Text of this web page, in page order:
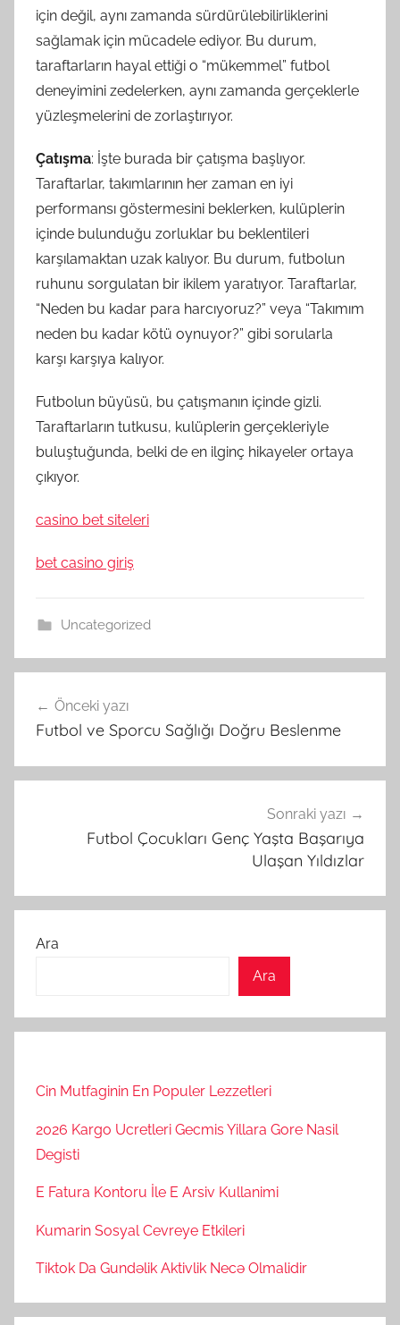
için değil, aynı zamanda sürdürülebilirliklerini
sağlamak için mücadele ediyor. Bu durum,
taraftarların hayal ettiği o “mükemmel” futbol
deneyimini zedelerken, aynı zamanda gerçeklerle
yüzleşmelerini de zorlaştırıyor.
Çatışma: İşte burada bir çatışma başlıyor.
Taraftarlar, takımlarının her zaman en iyi
performansı göstermesini beklerken, kulüplerin
içinde bulunduğu zorluklar bu beklentileri
karşılamaktan uzak kalıyor. Bu durum, futbolun
ruhunu sorgulatan bir ikilem yaratıyor. Taraftarlar,
“Neden bu kadar para harcıyoruz?” veya “Takımım
neden bu kadar kötü oynuyor?” gibi sorularla
karşı karşıya kalıyor.
Futbolun büyüsü, bu çatışmanın içinde gizli.
Taraftarların tutkusu, kulüplerin gerçekleriyle
buluştuğunda, belki de en ilginç hikayeler ortaya
çıkıyor.
casino bet siteleri
bet casino giriş
Uncategorized
gezinmesi
Önceki yazı
Futbol ve Sporcu Sağlığı Doğru Beslenme
Sonraki yazı
Futbol Çocukları Genç Yaşta Başarıya
Ulaşan Yıldızlar
Ara
Ara
Cin Mutfaginin En Populer Lezzetleri
2026 Kargo Ucretleri Gecmis Yillara Gore Nasil
Degisti
E Fatura Kontoru İle E Arsiv Kullanimi
Kumarin Sosyal Cevreye Etkileri
Tiktok Da Gundəlik Aktivlik Necə Olmalidir